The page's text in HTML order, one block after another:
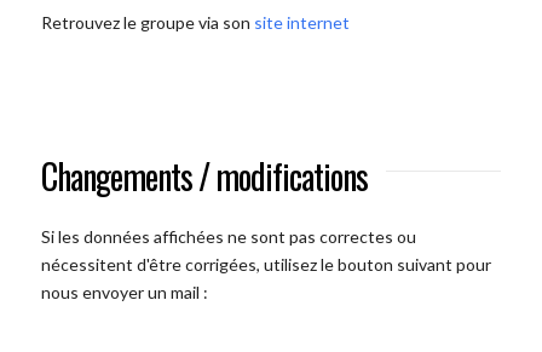
Retrouvez le groupe via son site internet
Changements / modifications
Si les données affichées ne sont pas correctes ou
nécessitent d'être corrigées, utilisez le bouton suivant pour
nous envoyer un mail :